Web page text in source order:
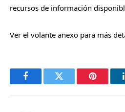
recursos de información
Ver el volante anexo para más
FacebookTwitter Pinterest